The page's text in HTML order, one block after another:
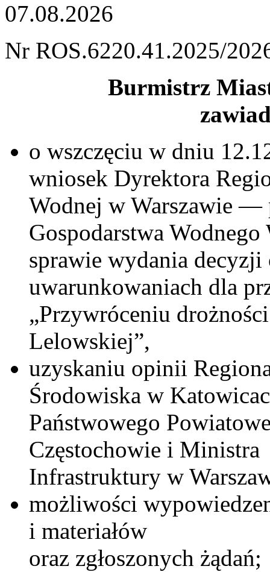
07.08.2026
Nr ROS.6220.41.2025/
Burmistrz
o wszczęciu w dniu
wniosek Dyrektora
Wodnej w Warszawie —
Gospodarstwa
sprawie wydania
uwarunkowaniach dla
„Przywróceniu
Lelowskiej”,
uzyskaniu opinii
Środowiska w
Państwowego
Częstochowie i Ministra
Infrastruktury w
możliwości
i materiałów
oraz zgłoszonych żądań;